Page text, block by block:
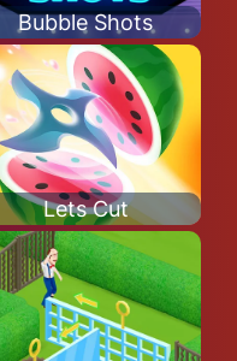
Bubble Shots
Lets Cut